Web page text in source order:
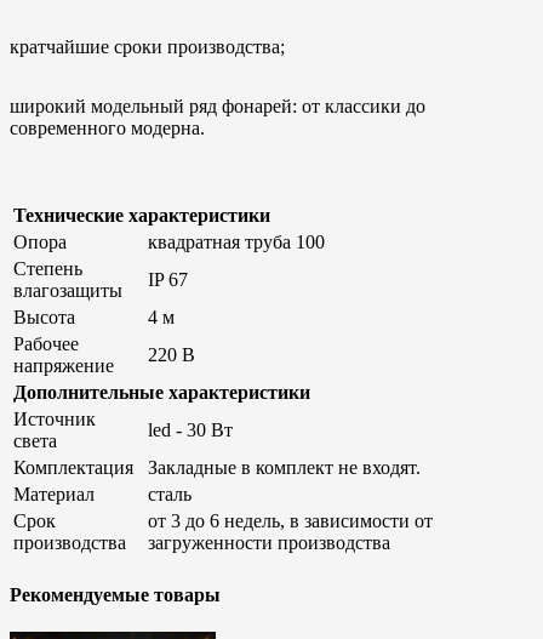
кратчайшие сроки производства;
широкий модельный ряд фонарей: от классики до
современного модерна.
Технические характеристики
Опора
квадратная труба 100
Степень
влагозащиты
IP 67
Высота
4 м
Рабочее
напряжение
220 В
Дополнительные характеристики
Источник
света
led - 30 Вт
Комплектация
Закладные в комплект не входят.
Материал
сталь
Срок
производства
от 3 до 6 недель, в зависимости от
загруженности производства
Рекомендуемые товары